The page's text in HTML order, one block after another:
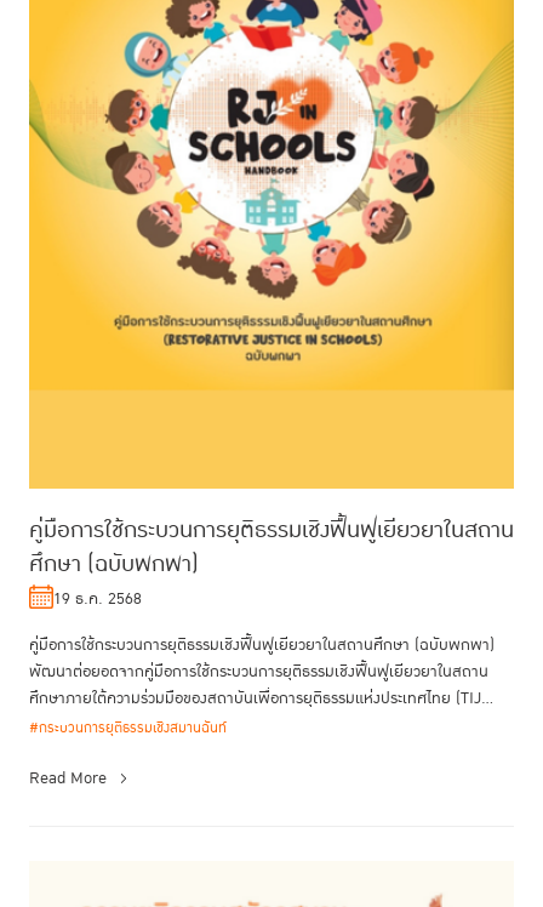
คู่มือการใช้กระบวนการยุติธรรมเชิงฟื้นฟูเยียวยาในสถาน
ศึกษา (ฉบับพกพา)
19 ธ.ค. 2568
คู่มือการใช้กระบวนการยุติธรรมเชิงฟื้นฟูเยียวยาในสถานศึกษา (ฉบับพกพา)
พัฒนาต่อยอดจากคู่มือการใช้กระบวนการยุติธรรมเชิงฟื้นฟูเยียวยาในสถาน
ศึกษาภายใต้ความร่วมมือของสถาบันเพื่อการยุติธรรมแห่งประเทศไทย (TIJ...
#กระบวนการยุติธรรมเชิงสมานฉันท์
Read More